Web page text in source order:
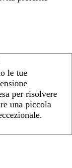
le tue
per risolvere
una piccola